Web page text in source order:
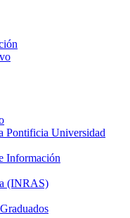
Pontificia Universidad
Información
(INRAS)